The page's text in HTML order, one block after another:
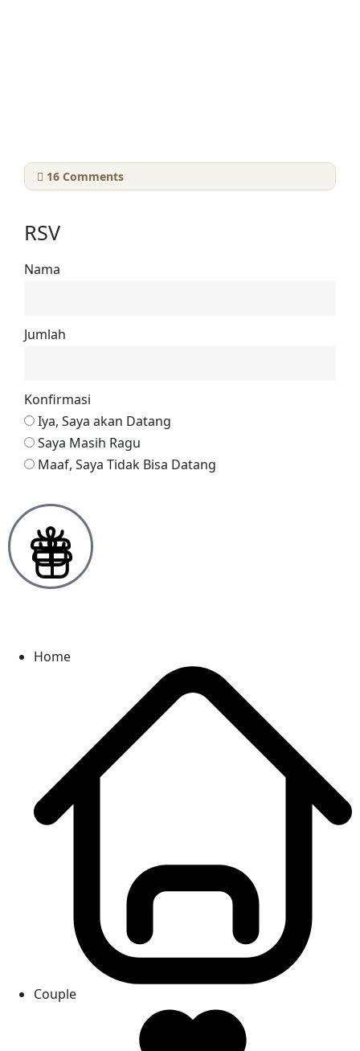
16 Comments
RSV
Nama
Jumlah
Konfirmasi
Iya, Saya akan Datang
Saya Masih Ragu
Maaf, Saya Tidak Bisa Datang
Home
Couple